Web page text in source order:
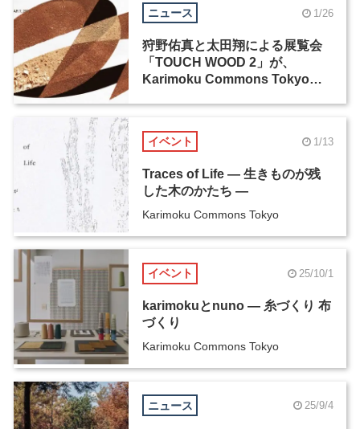
ニュース 1/26
狩野佑真と太田翔による展覧会
「TOUCH WOOD 2」が、
Karimoku Commons Tokyoに
イベント 1/13
Traces of Life ― 生きものが残
した木のかたち ―
Karimoku Commons Tokyo
イベント 25/10/1
karimokuとnuno ― 糸づくり 布
づくり
Karimoku Commons Tokyo
ニュース 25/9/4